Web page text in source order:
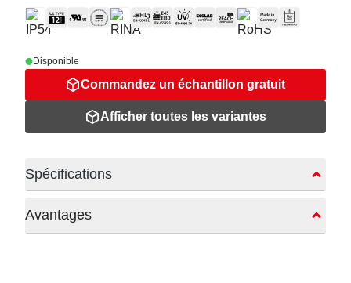
Disponible
Commandez un échantillon gratuit
Afficher toutes les variantes
Spécifications
Avantages